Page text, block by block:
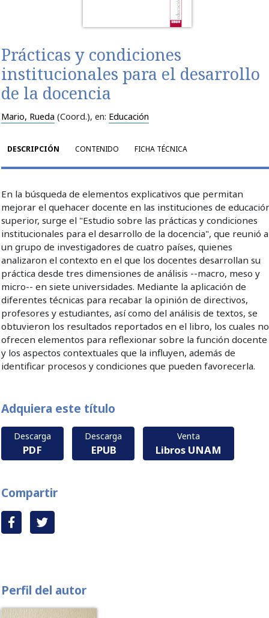
Prácticas y condiciones
institucionales para el desarrollo
de la docencia
Mario, Rueda (Coord.), en: Educación
DESCRIPCIÓN CONTENIDO FICHA TÉCNICA
En la búsqueda de elementos explicativos que permitan
mejorar el quehacer docente en las instituciones de
superior, surge el "Estudio sobre las prácticas y condiciones
institucionales para el desarrollo de la docencia", que reunió a
un grupo de investigadores de cuatro países, quienes
analizaron el contexto en el que los docentes desarrollan su
práctica desde tres dimensiones de análisis --macro, meso y
micro-- en siete universidades. Mediante la aplicación de
diferentes técnicas para recabar la opinión de directivos,
profesores y estudiantes, así como del análisis de textos, se
obtuvieron los resultados reportados en el libro, los cuales
ofrecen elementos para reflexionar sobre la función docente
y los aspectos contextuales que la influyen, además de
identificar procesos y condiciones que pueden favorecerla.
Adquiera este título
Descarga
PDF
Descarga
EPUB
Venta
Libros UNAM
Compartir
Perfil del autor